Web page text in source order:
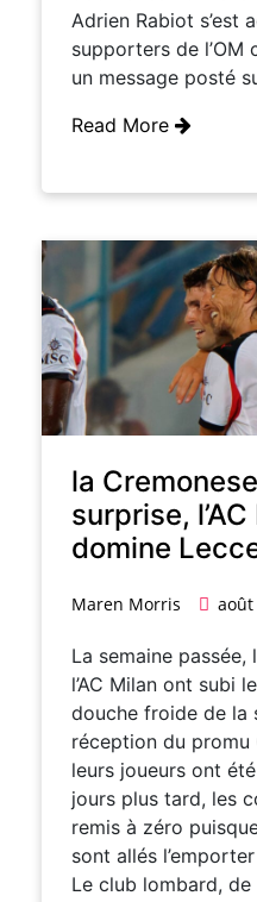
Adrien Rabiot s’est
supporters de l’OM
un message posté
Read More
la
surprise,
domine
Maren Morris août
La semaine
l’AC Milan ont subi
douche froide de la
réception du promu
leurs joueurs ont
jours plus tard, les
remis à zéro
sont allés
Le club lombard,